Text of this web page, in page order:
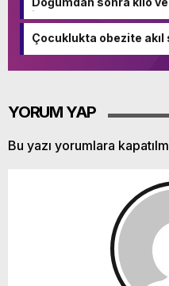
ipuçları – En Son Haber
Çocuklukta obezite akıl
YORUM YAP
Bu yazı yorumlara